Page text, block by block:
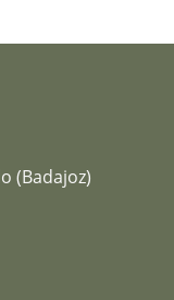
(Badajoz)